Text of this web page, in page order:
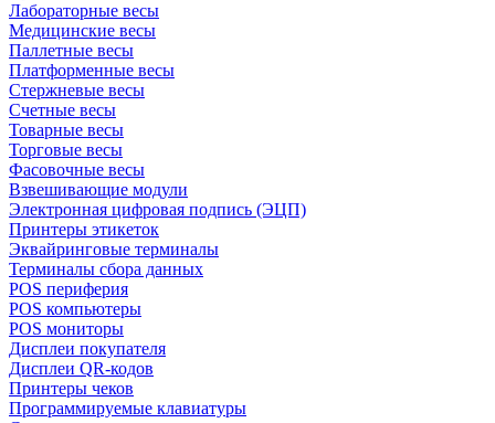
Лабораторные весы
Медицинские весы
Паллетные весы
Платформенные весы
Стержневые весы
Счетные весы
Товарные весы
Торговые весы
Фасовочные весы
Взвешивающие модули
Электронная цифровая подпись (ЭЦП)
Принтеры этикеток
Эквайринговые терминалы
Терминалы сбора данных
POS периферия
POS компьютеры
POS мониторы
Дисплеи покупателя
Дисплеи QR-кодов
Принтеры чеков
Программируемые клавиатуры